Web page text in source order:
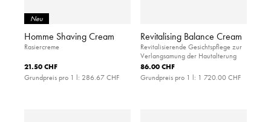
Neu
Homme Shaving Cream
Rasiercreme
21.50 CHF
Grundpreis pro 1 l: 286.67 CHF
Revitalising Balance Cream
Revitalisierende Gesichtspflege zur
Verlangsamung der Hautalterung
86.00 CHF
Grundpreis pro 1 l: 1 720.00 CHF